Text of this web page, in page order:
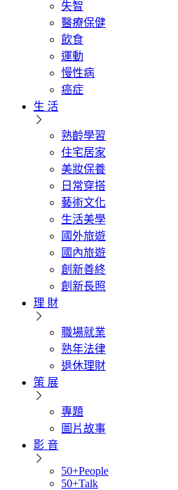
失智
醫療保健
飲食
運動
慢性病
癌症
生 活
熟齡學習
住宅居家
美妝保養
日常穿搭
藝術文化
生活美學
國外旅遊
國內旅遊
創新善終
創新長照
理 財
職場就業
熟年法律
退休理財
策 展
專題
圖片故事
影 音
50+People
50+Talk